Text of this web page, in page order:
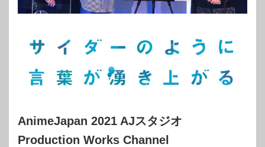
AnimeJapan 2021 AJスタジオ
Production Works Channel